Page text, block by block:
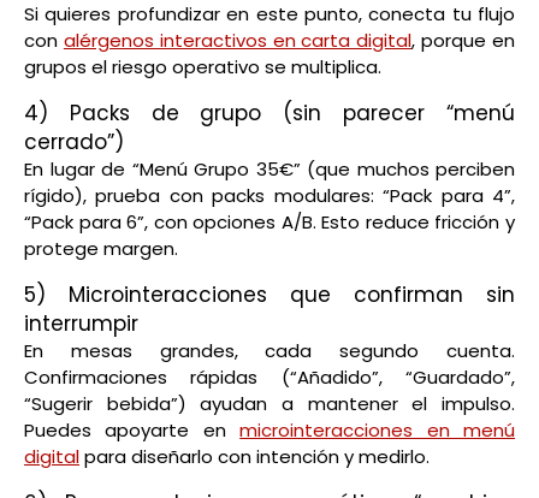
Si quieres profundizar en este punto, conecta tu flujo
con alérgenos interactivos en carta digital, porque en
grupos el riesgo operativo se multiplica.
4) Packs de grupo (sin parecer “menú
cerrado”)
En lugar de “Menú Grupo 35€” (que muchos perciben
rígido), prueba con packs modulares: “Pack para 4”,
“Pack para 6”, con opciones A/B. Esto reduce fricción y
protege margen.
5) Microinteracciones que confirman sin
interrumpir
En mesas grandes, cada segundo cuenta.
Confirmaciones rápidas (“Añadido”, “Guardado”,
“Sugerir bebida”) ayudan a mantener el impulso.
Puedes apoyarte enmicrointeracciones en menú
digitalpara diseñarlo con intención y medirlo.